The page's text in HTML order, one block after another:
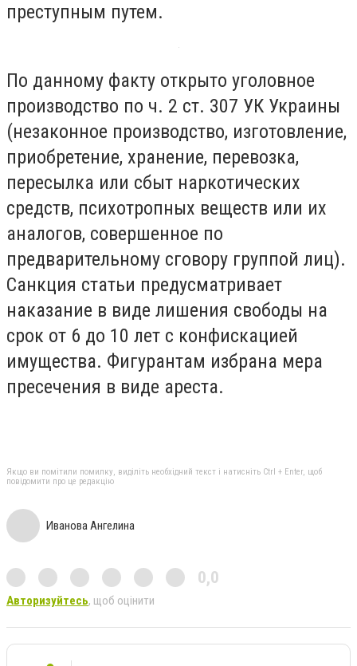
преступным путем.
По данному факту открыто уголовное
производство по ч. 2 ст. 307 УК Украины
(незаконное производство, изготовление,
приобретение, хранение, перевозка,
пересылка или сбыт наркотических
средств, психотропных веществ или их
аналогов, совершенное по
предварительному сговору группой лиц).
Санкция статьи предусматривает
наказание в виде лишения свободы на
срок от 6 до 10 лет с конфискацией
имущества. Фигурантам избрана мера
пресечения в виде ареста.
Якщо ви помітили помилку, виділіть необхідний текст і натисніть Ctrl + Enter, щоб
повідомити про це редакцію
Иванова Ангелина
0,0
Авторизуйтесь, щоб оцінити